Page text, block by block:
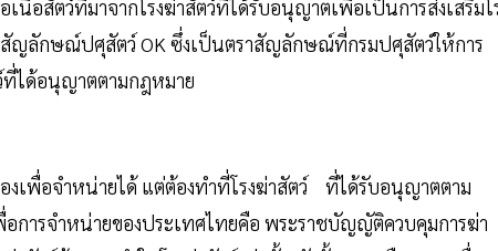
นื้อสัตว์ที่มาจากโรงฆ่าสัตว์ที่ได้รับอนุญาตเพื่อเป็นการส่งเสริมโ
สัญลักษณ์ปศุสัตว์ OK ซึ่งเป็นตราสัญลักษณ์ที่กรมปศุสัตว์ให้การ
ที่ได้อนุญาตตามกฎหมาย
เพื่อจำหน่ายได้ แต่ต้องทำที่โรงฆ่าสัตว์ ที่ได้รับอนุญาตตาม
ารจำหน่ายของประเทศไทยคือ พระราชบัญญัติควบคุมการฆ่า